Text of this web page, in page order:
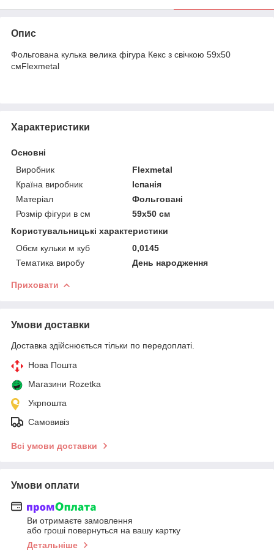
Опис
Фольгована кулька велика фігура Кекс з свічкою 59х50
смFlexmetal
Характеристики
Основні
Виробник
Flexmetal
Країна виробник
Іспанія
Матеріал
Фольговані
Розмір фігури в см
59х50 см
Користувальницькі характеристики
Обєм кульки м куб
0,0145
Тематика виробу
День народження
Приховати
Умови доставки
Доставка здійснюється тільки по передоплаті.
Нова Пошта
Магазини Rozetka
Укрпошта
Самовивіз
Всі умови доставки
Умови оплати
Ви отримаєте замовлення
або гроші повернуться на вашу картку
Детальніше